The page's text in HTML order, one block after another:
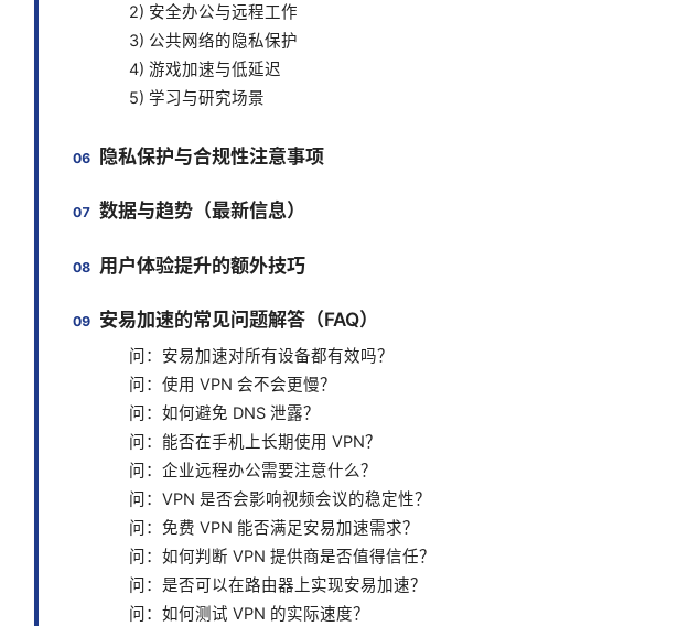
2) 安全办公与远程工作
3) 公共网络的隐私保护
4) 游戏加速与低延迟
5) 学习与研究场景
隐私保护与合规性注意事项
数据与趋势（最新信息）
用户体验提升的额外技巧
安易加速的常见问题解答（FAQ）
问：安易加速对所有设备都有效吗？
问：使用 VPN 会不会更慢？
问：如何避免 DNS 泄露？
问：能否在手机上长期使用 VPN？
问：企业远程办公需要注意什么？
问：VPN 是否会影响视频会议的稳定性？
问：免费 VPN 能否满足安易加速需求？
问：如何判断 VPN 提供商是否值得信任？
问：是否可以在路由器上实现安易加速？
问：如何测试 VPN 的实际速度？